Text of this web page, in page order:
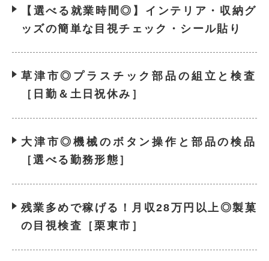
【選べる就業時間◎】インテリア・収納グ
ッズの簡単な目視チェック・シール貼り
草津市◎プラスチック部品の組立と検査
［日勤＆土日祝休み］
大津市◎機械のボタン操作と部品の検品
［選べる勤務形態］
残業多めで稼げる！月収28万円以上◎製菓
の目視検査［栗東市］